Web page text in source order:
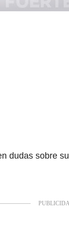
dudas sobre su